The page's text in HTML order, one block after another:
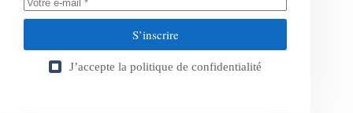
S’inscrire
J’accepte la politique de confidentialité